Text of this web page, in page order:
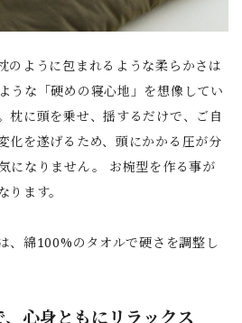
のように包まれるような柔らかさは
うな「硬めの寝心地」を想像してい
枕に頭を乗せ、揺するだけで、ご自
化を遂げるため、頭にかかる圧が分
になりません。 お椀型を作る事が
ります。
、綿100%のタオルで硬さを調整し
心身ともにリラックス